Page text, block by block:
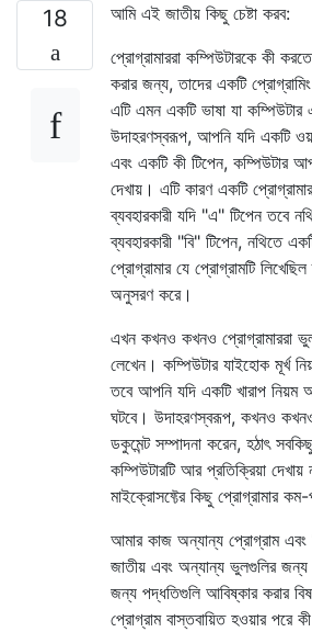
18
আমি এই জাতীয় কিছু চেষ্টা করব:
প্রোগ্রামাররা কম্পিউটারকে কী
করার জন্য, তাদের একটি
এটি এমন একটি ভাষা যা
উদাহরণস্বরূপ, আপনি যদি একটি
এবং একটি কী টিপেন, কম্পিউটার
দেখায়। এটি কারণ একটি
ব্যবহারকারী যদি "এ" টিপেন তবে
ব্যবহারকারী "বি" টিপেন, নথিতে
প্রোগ্রামার যে প্রোগ্রামটি
অনুসরণ করে।
এখন কখনও কখনও প্রোগ্রামাররা
লেখেন। কম্পিউটার যাইহোক মূর্খ
তবে আপনি যদি একটি খারাপ নিয়ম
ঘটবে। উদাহরণস্বরূপ, কখনও
ডকুমেন্ট সম্পাদনা করেন, হঠাৎ
কম্পিউটারটি আর প্রতিক্রিয়া
মাইক্রোসফ্টের কিছু প্রোগ্রামার কম-
আমার কাজ অন্যান্য প্রোগ্রাম
জাতীয় এবং অন্যান্য ভুলগুলির জন্য
জন্য পদ্ধতিগুলি আবিষ্কার করার
প্রোগ্রাম বাস্তবায়িত হওয়ার পরে